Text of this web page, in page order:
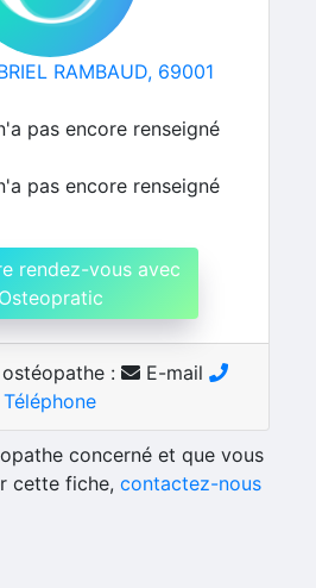
RAMBAUD, 69001
pas encore renseigné
pas encore renseigné
rendez-vous avec
Osteopratic
:
E-mail
Téléphone
concerné et que vous
cette fiche, contactez-nous